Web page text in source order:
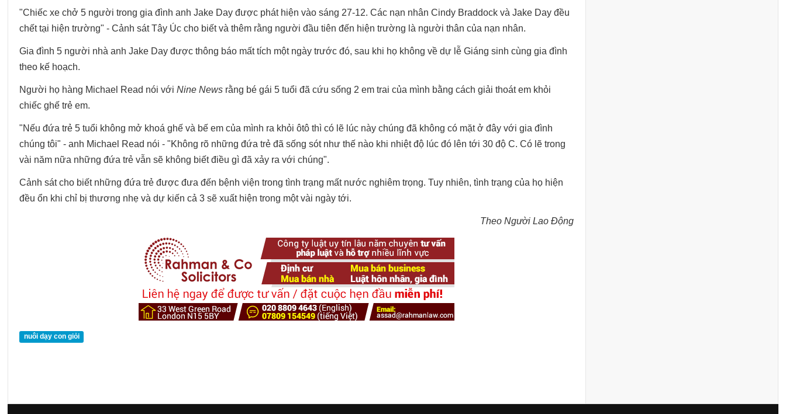
"Chiếc xe chở 5 người trong gia đình anh Jake Day được phát hiện vào sáng 27-12. Các nạn nhân Cindy Braddock và Jake Day đều
chết tại hiện trường" - Cảnh sát Tây Úc cho biết và thêm rằng người đầu tiên đến hiện trường là người thân của nạn nhân.
Gia đình 5 người nhà anh Jake Day được thông báo mất tích một ngày trước đó, sau khi họ không về dự lễ Giáng sinh cùng gia đình
theo kế hoạch.
Người họ hàng Michael Read nói vớiNine News rằng bé gái 5 tuổi đã cứu sống 2 em trai của mình bằng cách giải thoát em khỏi
chiếc ghế trẻ em.
"Nếu đứa trẻ 5 tuổi không mở khoá ghế và bế em của mình ra khỏi ôtô thì có lẽ lúc này chúng đã không có mặt ở đây với gia đình
chúng tôi" - anh Michael Read nói - "Không rõ những đứa trẻ đã sống sót như thế nào khi nhiệt độ lúc đó lên tới 30 độ C. Có lẽ trong
vài năm nữa những đứa trẻ vẫn sẽ không biết điều gì đã xảy ra với chúng".
Cảnh sát cho biết những đứa trẻ được đưa đến bệnh viện trong tình trạng mất nước nghiêm trọng. Tuy nhiên, tình trạng của họ hiện
đều ổn khi chỉ bị thương nhẹ và dự kiến cả 3 sẽ xuất hiện trong một vài ngày tới.
Theo Người Lao Động
nuôi dạy con giỏi